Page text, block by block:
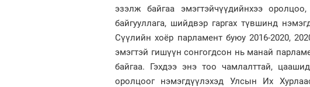
эзэлж байгаа эмэгтэйчүүдийнхээ
байгууллага, шийдвэр гаргах түвшинд
Сүүлийн хоёр парламент буюу 2016-2020,
эмэгтэй гишүүн сонгогдсон нь манай
байгаа. Гэхдээ энэ тоо чамлалттай,
оролцоог нэмэгдүүлэхэд Улсын Их